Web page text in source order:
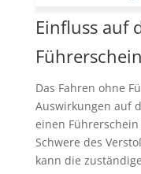
Einfluss auf
Das Fahren ohne
Auswirkungen auf
einen
Schwere des
kann die